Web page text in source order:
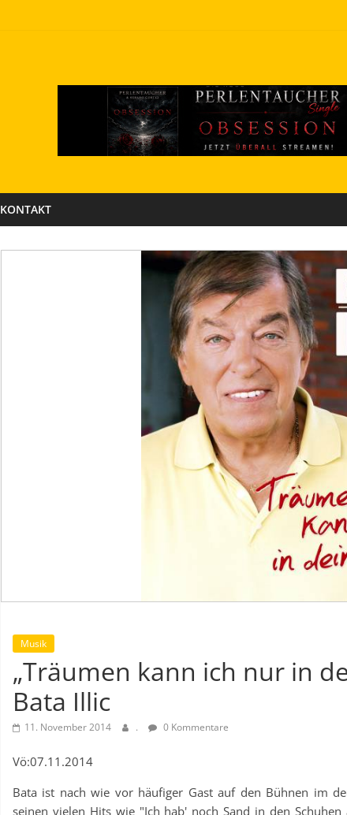
KONTAKT
Musik
„Träumen kann ich nur in
Bata Illic
11. November 2014 . 0 Kommentare
Vö:07.11.2014
Bata ist nach wie vor häufiger Gast auf den Bühnen im
seinen vielen Hits wie "Ich hab' noch Sand in den